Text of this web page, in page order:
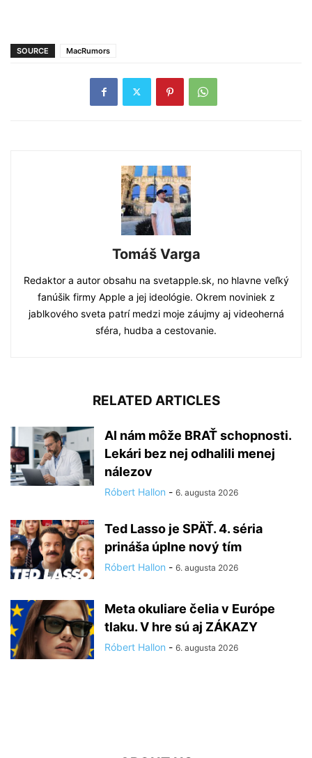
SOURCE MacRumors
Tomáš Varga
Redaktor a autor obsahu na svetapple.sk, no hlavne veľký
fanúšik firmy Apple a jej ideológie. Okrem noviniek z
jablkového sveta patrí medzi moje záujmy aj videoherná
sféra, hudba a cestovanie.
RELATED ARTICLES
AI nám môže BRAŤ schopnosti.
Lekári bez nej odhalili menej
nálezov
Róbert Hallon - 6. augusta 2026
Ted Lasso je SPÄŤ. 4. séria
prináša úplne nový tím
Róbert Hallon - 6. augusta 2026
Meta okuliare čelia v Európe
tlaku. V hre sú aj ZÁKAZY
Róbert Hallon - 6. augusta 2026